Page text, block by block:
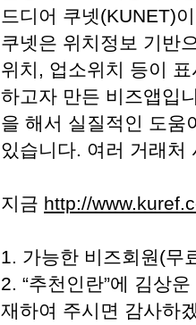
드디어 쿠넷(KUNET)
쿠넷은 위치정보 기반
위치, 업소위치 등이
하고자 만든 비즈앱입
을 해서 실질적인 도움
있습니다. 여러 거래처
지금 http://
1. 가능한 비즈회원(무
2. “추천인란”에 김상
재하여 주시면 감사하